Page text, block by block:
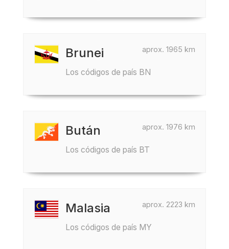
aprox. 1965 km
Brunei
Los códigos de país BN
aprox. 1976 km
Bután
Los códigos de país BT
aprox. 2223 km
Malasia
Los códigos de país MY